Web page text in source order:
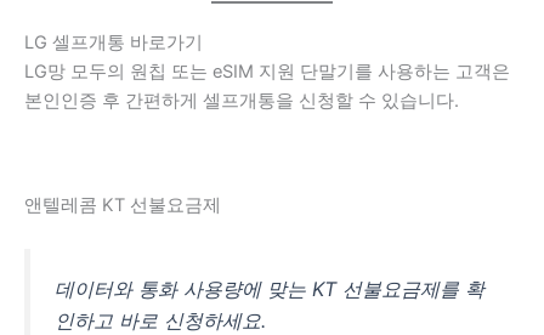
LG 셀프개통 바로가기
LG망 모두의 원칩 또는 eSIM 지원 단말기를 사용하는 고객은
본인인증 후 간편하게 셀프개통을 신청할 수 있습니다.
앤텔레콤 KT 선불요금제
데이터와 통화 사용량에 맞는 KT 선불요금제를 확
인하고 바로 신청하세요.